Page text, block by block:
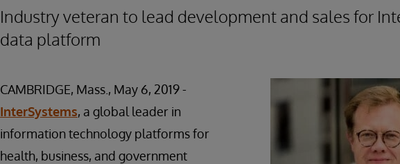
Industry veteran to lead development and sales for
data platform
CAMBRIDGE, Mass., May 6, 2019 -
InterSystems, a global leader in
information technology platforms for
health, business, and government